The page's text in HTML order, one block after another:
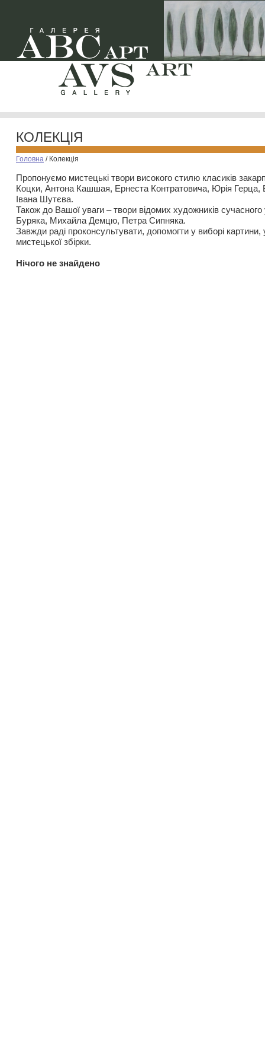
КОЛЕКЦІЯ
Головна / Колекція
Пропонуємо мистецькі твори високого стилю класиків
Коцки, Антона Кашшая, Ернеста Контратовича, Юрія
Івана Шутєва.
Також до Вашої уваги – твори відомих художників
Буряка, Михайла Демцю, Петра Сипняка.
Завжди раді проконсультувати, допомогти у виборі картини,
мистецької збірки.
Нiчого не знайдено